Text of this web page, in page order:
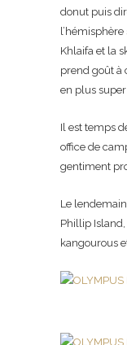
donut puis
Khlaifa et la
prend goût à
en plus
Il est temps
office de
gentiment
Le
Phillip
kangourous